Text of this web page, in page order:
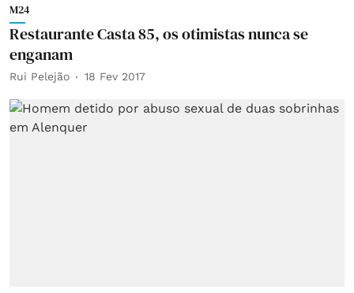
M24
Restaurante Casta 85, os otimistas nunca se
enganam
Rui Pelejão 18 Fev 2017